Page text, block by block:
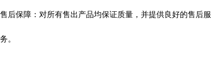
售后保障：对所有售出产品均保证质量，并提供良好的售后服
务。